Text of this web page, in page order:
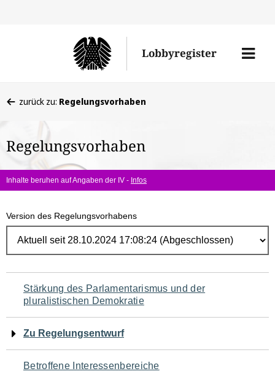
Lobbyregister
Menü
befinden
hier:
zurück zu: Regelungsvorhaben
Regelungsvorhaben
Inhalte beruhen auf Angaben der IV - Infos
Version des Regelungsvorhabens
Navigation
für
den
Seiteninhalt
Stärkung des Parlamentarismus und der
pluralistischen Demokratie
Zu Regelungsentwurf
Betroffene Interessenbereiche